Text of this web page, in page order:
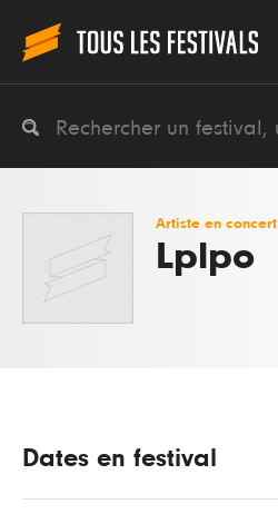
Artiste en concert
Lplpo
Dates en festival